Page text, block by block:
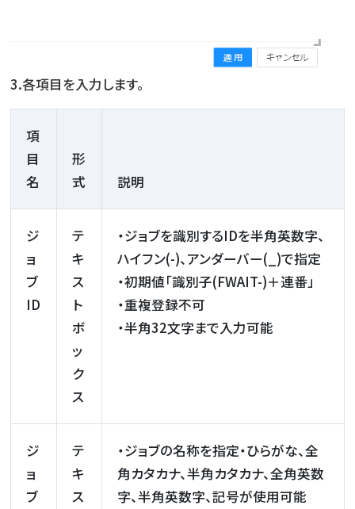
3.各項目を入力します。
項
目
名
形
式
説明
ジ
ョ
ブ
ID
テ
キ
ス
ト
ボ
ッ
ク
ス
・ジョブを識別するIDを半角英数字、
ハイフン(-)、アンダーバー(_)で指定
・初期値「識別子(FWAIT-)＋連番」
・重複登録不可
・半角32文字まで入力可能
ジ
ョ
ブ
テ
キ
ス
・ジョブの名称を指定・ひらがな、全
角カタカナ、半角カタカナ、全角英数
字、半角英数字、記号が使用可能